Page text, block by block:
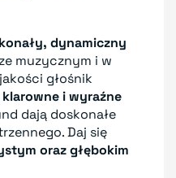
dynamiczny
muzycznym i w
głośnik
klarowne i wyraźne
dają doskonałe
Daj się
oraz głębokim